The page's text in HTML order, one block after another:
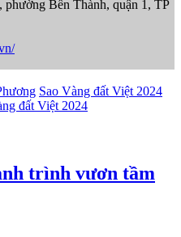
Bến Thành, quận 1, TP
Sao Vàng đất Việt 2024
đất Việt 2024
trình vươn tầm